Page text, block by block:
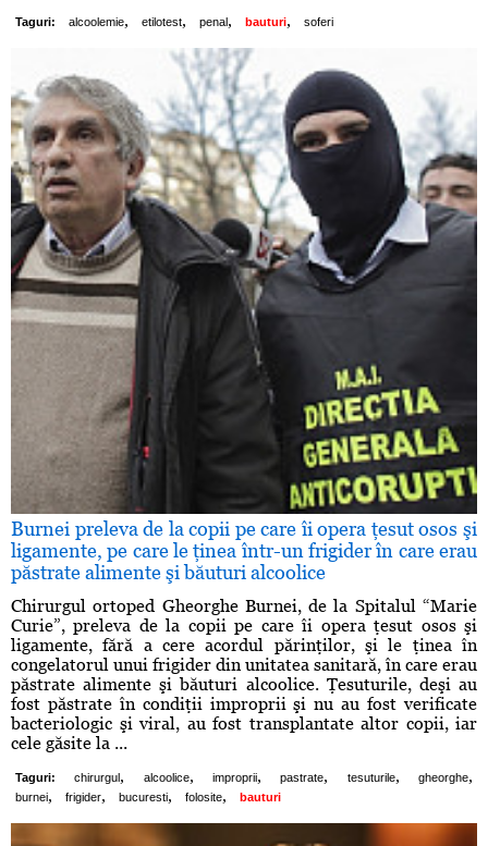
Taguri: alcoolemie, etilotest, penal , bauturi, soferi
Burnei preleva de la copii pe care îi opera ţesut osos şi
ligamente, pe care le ţinea într-un frigider în care erau
păstrate alimente şi băuturi alcoolice
Chirurgul ortoped Gheorghe Burnei, de la Spitalul “Marie
Curie”, preleva de la copii pe care îi opera ţesut osos şi
ligamente, fără a cere acordul părinţilor, şi le ţinea în
congelatorul unui frigider din unitatea sanitară, în care erau
păstrate alimente şi băuturi alcoolice. Ţesuturile, deşi au
fost păstrate în condiţii improprii şi nu au fost verificate
bacteriologic şi viral, au fost transplantate altor copii, iar
cele găsite la ...
Taguri: chirurgul , alcoolice, improprii, pastrate, tesuturile, gheorghe,
burnei, frigider, bucuresti, folosite, bauturi